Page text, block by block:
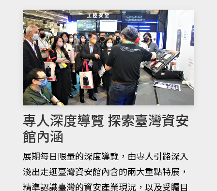
專人深度導覽 探索臺灣資安
館內涵
展期每日限量的深度導覽，由專人引路深入
淺出走逛臺灣資安館內含的兩大重點特展，
精準認識臺灣的資安產業現況，以及受矚目